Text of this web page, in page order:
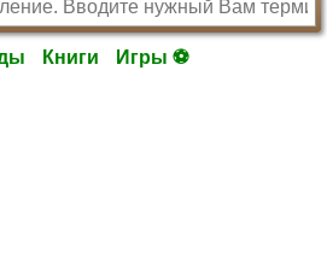
Книги Игры ⚽